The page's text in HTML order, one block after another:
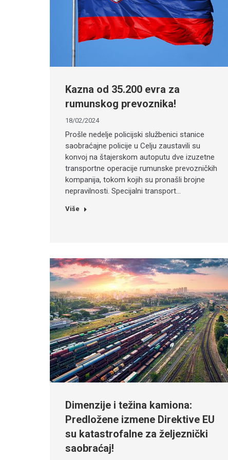
Kazna od 35.200 evra za
rumunskog prevoznika!
18/02/2024
Prošle nedelje policijski službenici stanice
saobraćajne policije u Celju zaustavili su
konvoj na štajerskom autoputu dve izuzetne
transportne operacije rumunske prevozničkih
kompanija, tokom kojih su pronašli brojne
nepravilnosti. Specijalni transport…
Više
Dimenzije i težina kamiona:
Predložene izmene Direktive EU
su katastrofalne za željeznički
saobraćaj!